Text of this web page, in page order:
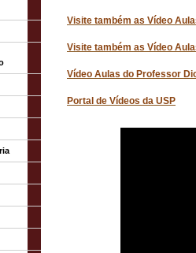
Visite também as Vídeo
Visite também as Vídeo
Vídeo Aulas do Professor
Portal de Vídeos da USP